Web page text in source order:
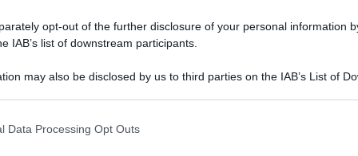
opt-out of the further disclosure of your personal information
IAB’s list of downstream participants.
may also be disclosed by us to third parties on the IAB’s List of
including but not limited to your visit or usage behaviour. You may
Data Processing Opt Outs